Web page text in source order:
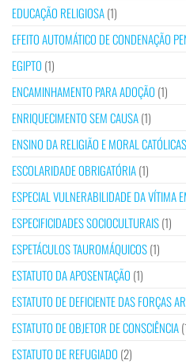
EDUCAÇÃO RELIGIOSA(1)
EFEITO AUTOMÁTICO DE CONDENAÇÃO
EGIPTO (1)
ENCAMINHAMENTO PARA ADOÇÃO (1)
ENRIQUECIMENTO SEM CAUSA(1)
ENSINO DA RELIGIÃO E MORAL CATÓLICAS
ESCOLARIDADE OBRIGATÓRIA(1)
ESPECIAL VULNERABILIDADE DA VÍTIMA
ESPECIFICIDADES SOCIOCULTURAIS(1)
ESPETÁCULOS TAUROMÁQUICOS(1)
ESTATUTO DA APOSENTAÇÃO (1)
ESTATUTO DE DEFICIENTE DAS FORÇAS
ESTATUTO DE OBJETOR DE CONSCIÊNCIA
ESTATUTO DE REFUGIADO (2)